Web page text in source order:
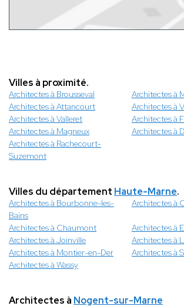
Villes à proximité.
Architectes à Brousseval
Architectes à
Architectes à Attancourt
Architectes à
Architectes à Valleret
Architectes à
Architectes à Magneux
Architectes à
Architectes à Rachecourt-
Suzemont
Villes du département Haute-Marne.
Architectes à Bourbonne-les-
Bains
Architectes à
Architectes à Chaumont
Architectes à
Architectes à Joinville
Architectes à
Architectes à Montier-en-Der
Architectes à
Architectes à Wassy
Architectes à Nogent-sur-Marne